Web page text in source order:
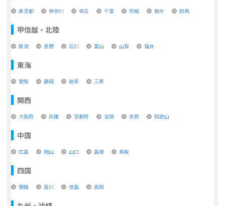
東京都 神奈川 埼玉 千葉 茨城 栃木 群馬
甲信越・北陸
新潟 長野 石川 富山 山梨 福井
東海
愛知 静岡 岐阜 三重
関西
大阪府 兵庫 京都府 滋賀 奈良 和歌山
中国
広島 岡山 山口 島根 鳥取
四国
愛媛 香川 徳島 高知